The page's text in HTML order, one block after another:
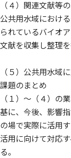
（４）関連文献等
公共用水域におけ
られているバイオ
文献を収集し整理
（５）公共用水域
課題のまとめ
（１）〜（４）の
基に、今後、影響
の場で実際に活用
活用に向けて対応
る。